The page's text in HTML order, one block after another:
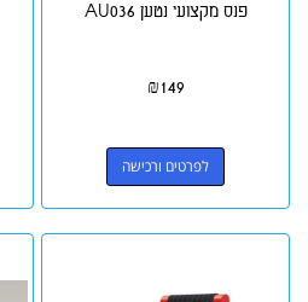
פנס מקצועי נטען AU036
₪149
לפרטים ורכישה